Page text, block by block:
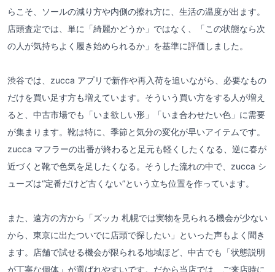
らこそ、ソールの減り方や内側の擦れ方に、生活の温度が出ます。
店頭査定では、単に「綺麗かどうか」ではなく、「この状態なら次
の人が気持ちよく履き始められるか」を基準に評価しました。
渋谷では、zucca アプリで新作や再入荷を追いながら、必要なもの
だけを買い足す方も増えています。そういう買い方をする人が増え
ると、中古市場でも「いま欲しい形」「いま合わせたい色」に需要
が集まります。靴は特に、季節と気分の変化が早いアイテムです。
zucca マフラーの出番が終わると足元も軽くしたくなる、逆に春が
近づくと靴で色気を足したくなる。そうした流れの中で、zucca シ
ューズは“定番だけど古くない”という立ち位置を作っています。
また、遠方の方から「ズッカ 札幌では実物を見られる機会が少ない
から、東京に出たついでに店頭で探したい」といった声もよく聞き
ます。店舗で試せる機会が限られる地域ほど、中古でも「状態説明
が丁寧な個体」が選ばれやすいです。だから当店では、ご来店時に